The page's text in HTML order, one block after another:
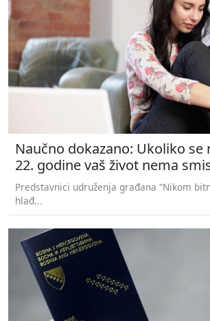
Naučno dokazano: Ukoliko se
22. godine vaš život nema
Predstavnici udruženja građana “Nikom
hlađ...